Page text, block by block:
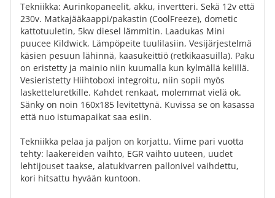
Tekniikka: Aurinkopaneelit, akku, invertteri. Sekä 12v että
230v. Matkajääkaappi/pakastin (CoolFreeze), dometic
kattotuuletin, 5kw diesel lämmitin. Laadukas Mini
puucee Kildwick, Lämpöpeite tuulilasiin, Vesijärjestelmä
käsien pesuun lähinnä, kaasukeittiö (retkikaasuilla). Paku
on eristetty ja mainio niin kuumalla kun kylmällä kelillä.
Vesieristetty Hiihtoboxi integroitu, niin sopii myös
lasketteluretkille. Kahdet renkaat, molemmat vielä ok.
Sänky on noin 160x185 levitettynä. Kuvissa se on kasassa
että nuo istumapaikat saa esiin.
Tekniikka pelaa ja paljon on korjattu. Viime pari vuotta
tehty: laakereiden vaihto, EGR vaihto uuteen, uudet
lehtijouset taakse, alatukivarren pallonivel vaihdettu,
kori hitsattu hyvään kuntoon.